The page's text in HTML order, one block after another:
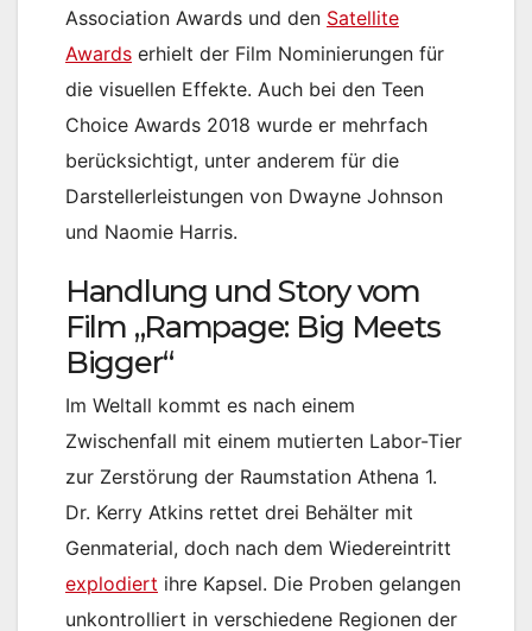
Association Awards und den Satellite
Awards erhielt der Film Nominierungen für
die visuellen Effekte. Auch bei den Teen
Choice Awards 2018 wurde er mehrfach
berücksichtigt, unter anderem für die
Darstellerleistungen von Dwayne Johnson
und Naomie Harris.
Handlung und Story vom
Film „Rampage: Big Meets
Bigger“
Im Weltall kommt es nach einem
Zwischenfall mit einem mutierten Labor-Tier
zur Zerstörung der Raumstation Athena 1.
Dr. Kerry Atkins rettet drei Behälter mit
Genmaterial, doch nach dem Wiedereintritt
explodiert ihre Kapsel. Die Proben gelangen
unkontrolliert in verschiedene Regionen der